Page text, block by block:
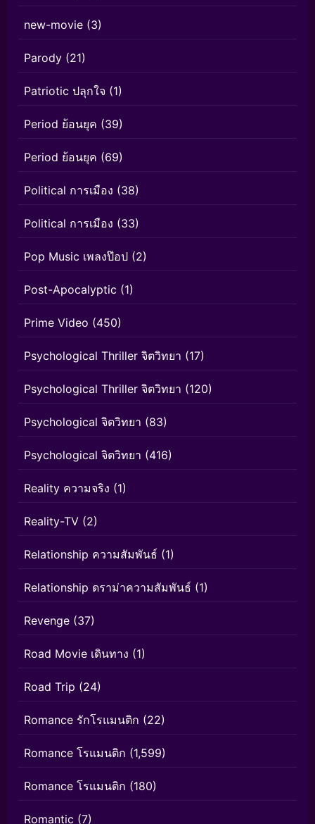
new-movie (3)
Parody (21)
Patriotic ปลุกใจ (1)
Period ย้อนยุค (39)
Period ย้อนยุค (69)
Political การเมือง (38)
Political การเมือง (33)
Pop Music เพลงป๊อป (2)
Post-Apocalyptic (1)
Prime Video (450)
Psychological Thriller จิตวิทยา (17)
Psychological Thriller จิตวิทยา (120)
Psychological จิตวิทยา (83)
Psychological จิตวิทยา (416)
Reality ความจริง (1)
Reality-TV (2)
Relationship ความสัมพันธ์ (1)
Relationship ดราม่าความสัมพันธ์ (1)
Revenge (37)
Road Movie เดินทาง (1)
Road Trip (24)
Romance รักโรแมนติก (22)
Romance โรแมนติก (1,599)
Romance โรแมนติก (180)
Romantic (7)